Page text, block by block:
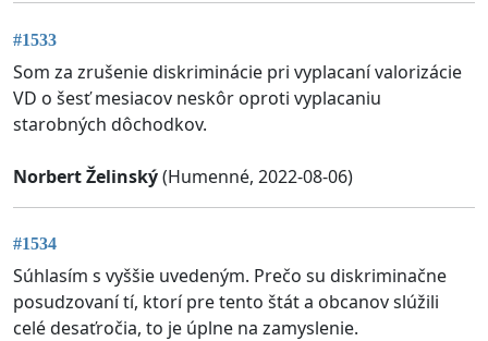
#1533
Som za zrušenie diskriminácie pri vyplacaní valorizácie
VD o šesť mesiacov neskôr oproti vyplacaniu
starobných dôchodkov.
Norbert Želinský(Humenné, 2022-08-06)
#1534
Súhlasím s vyššie uvedeným. Prečo su diskriminačne
posudzovaní tí, ktorí pre tento štát a obcanov slúžili
celé desaťročia, to je úplne na zamyslenie.